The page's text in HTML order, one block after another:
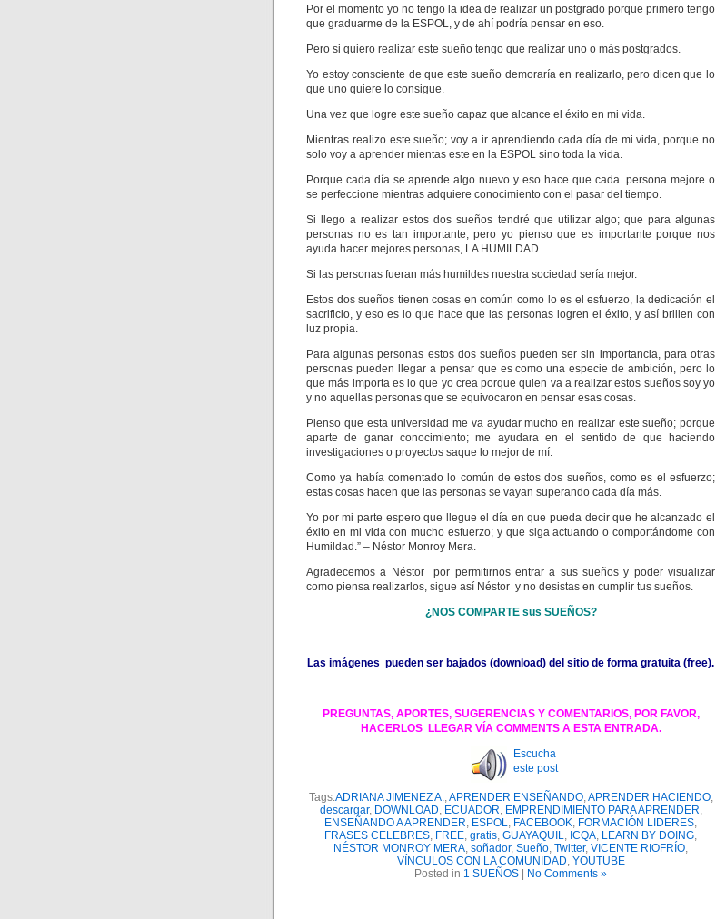
Por el momento yo no tengo la idea de realizar un postgrado porque primero tengo
que graduarme de la ESPOL, y de ahí podría pensar en eso.
Pero si quiero realizar este sueño tengo que realizar uno o más postgrados.
Yo estoy consciente de que este sueño demoraría en realizarlo, pero dicen que lo
que uno quiere lo consigue.
Una vez que logre este sueño capaz que alcance el éxito en mi vida.
Mientras realizo este sueño; voy a ir aprendiendo cada día de mi vida, porque no
solo voy a aprender mientas este en la ESPOL sino toda la vida.
Porque cada día se aprende algo nuevo y eso hace que cada persona mejore o
se perfeccione mientras adquiere conocimiento con el pasar del tiempo.
Si llego a realizar estos dos sueños tendré que utilizar algo; que para algunas
personas no es tan importante, pero yo pienso que es importante porque nos
ayuda hacer mejores personas, LA HUMILDAD.
Si las personas fueran más humildes nuestra sociedad sería mejor.
Estos dos sueños tienen cosas en común como lo es el esfuerzo, la dedicación el
sacrificio, y eso es lo que hace que las personas logren el éxito, y así brillen con
luz propia.
Para algunas personas estos dos sueños pueden ser sin importancia, para otras
personas pueden llegar a pensar que es como una especie de ambición, pero lo
que más importa es lo que yo crea porque quien va a realizar estos sueños soy yo
y no aquellas personas que se equivocaron en pensar esas cosas.
Pienso que esta universidad me va ayudar mucho en realizar este sueño; porque
aparte de ganar conocimiento; me ayudara en el sentido de que haciendo
investigaciones o proyectos saque lo mejor de mí.
Como ya había comentado lo común de estos dos sueños, como es el esfuerzo;
estas cosas hacen que las personas se vayan superando cada día más.
Yo por mi parte espero que llegue el día en que pueda decir que he alcanzado el
éxito en mi vida con mucho esfuerzo; y que siga actuando o comportándome con
Humildad.” – Néstor Monroy Mera.
Agradecemos a Néstor por permitirnos entrar a sus sueños y poder visualizar
como piensa realizarlos, sigue así Néstor y no desistas en cumplir tus sueños.
¿NOS COMPARTE sus SUEÑOS?
Las imágenes pueden ser bajados (download) del sitio de forma gratuita (free).
PREGUNTAS, APORTES, SUGERENCIAS Y COMENTARIOS, POR FAVOR,
HACERLOS LLEGAR VÍA COMMENTS A ESTA ENTRADA.
Escucha
este post
Tags:ADRIANA JIMENEZ A.,APRENDER ENSEÑANDO,APRENDER HACIENDO,
descargar, DOWNLOAD, ECUADOR, EMPRENDIMIENTO PARA APRENDER,
ENSEÑANDO A APRENDER, ESPOL, FACEBOOK, FORMACIÓN LIDERES,
FRASES CELEBRES, FREE, gratis, GUAYAQUIL, ICQA, LEARN BY DOING,
NÉSTOR MONROY MERA, soñador, Sueño, Twitter, VICENTE RIOFRÍO,
VÍNCULOS CON LA COMUNIDAD, YOUTUBE
Posted in 1 SUEÑOS No Comments »